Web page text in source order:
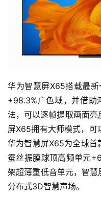
华为智慧屏X65搭载最
+98.3%广色域，并借助
法，可以逐帧提取画面
屏X65拥有大师模式，可
华为智慧屏X65为全球首
蚕丝振膜球顶高频单元
架超薄重低音单元，智
分布式3D智慧声场。